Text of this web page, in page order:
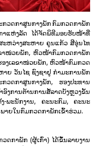
ກວດກາສູນກາງພັກ ກົມກວດກາພັກ
າແຫ່ງລັດ ໄດ້ຈັດພິທີມອບຮັບໜ້າທີ່
ຫວ່າງສະຫາຍ ຄູນແກ້ວ ສີອຸ່ນໄທ
າໜ່ວຍພັກ, ຫົວໜ້າກົມກວດກາພັກ
ອງເລຂາໜ່ວຍພັກ, ຫົວໜ້າກົມກວດ
ຍ ວັນໄຊ ຊົງຊາຢູ ກໍາມະການພັກ
ກວດກາສູນກາງພັກ, ຮອງປະທານ
ານຕ້ານການສໍ້ລາດບັງຫຼວງຂັ້ນ
-ພະນັກງານ, ຄະນະກົມ, ຄະນະ
າຍໃນກົມກວດກາພັກເຂົ້າຮ່ວມ.
ກາພັກ (ຜູ້ເກົ່າ) ໄດ້ຂຶ້ນລາຍງານ